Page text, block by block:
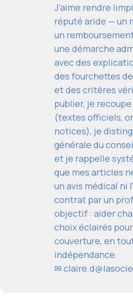
J'aime rendre
réputé aride — un
un
une démarche
avec des
des fourchettes
et des critères
publier, je
(textes officiels,
notices), je
générale du
et je rappelle
que mes articles
un avis médical ni
contrat par un
objectif : aider
choix éclairés
couverture, en
indépendance.
✉